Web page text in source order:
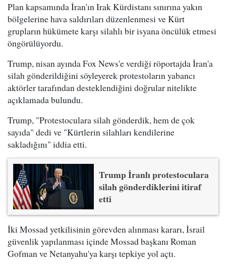
Plan kapsamında İran'ın Irak Kürdistanı sınırına yakın
bölgelerine hava saldırıları düzenlenmesi ve Kürt
grupların hükümete karşı silahlı bir isyana öncülük etmesi
öngörülüyordu.
Trump, nisan ayında Fox News'e verdiği röportajda İran'a
silah gönderildiğini söyleyerek protestoların yabancı
aktörler tarafından desteklendiğini doğrular nitelikte
açıklamada bulundu.
Trump, "Protestoculara silah gönderdik, hem de çok
sayıda" dedi ve "Kürtlerin silahları kendilerine
sakladığını" iddia etti.
Trump İranlı protestoculara
silah gönderdiklerini itiraf
etti
İki Mossad yetkilisinin görevden alınması kararı, İsrail
güvenlik yapılanması içinde Mossad başkanı Roman
Gofman ve Netanyahu'ya karşı tepkiye yol açtı.